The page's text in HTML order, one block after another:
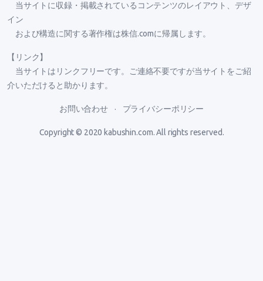
当サイトに収録・掲載されているコンテンツのレイアウト、デザ
イン
および構造に関する著作権は株信.comに帰属します。
【リンク】
当サイトはリンクフリーです。ご連絡不要ですが当サイトをご紹
介いただけると助かります。
お問い合わせ プライバシーポリシー
Copyright © 2020 kabushin.com. All rights reserved.